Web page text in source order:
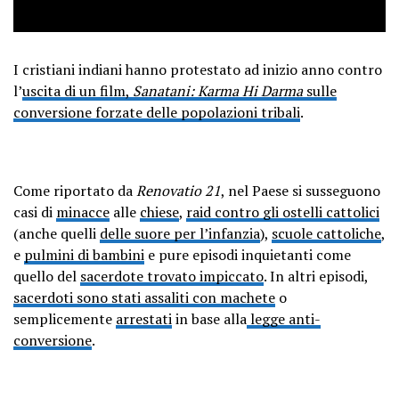
I cristiani indiani hanno protestato ad inizio anno contro
l’uscita di un film, Sanatani: Karma Hi Darmasulle
conversione forzate delle popolazioni tribali.
Come riportato daRenovatio 21, nel Paese si susseguono
casi di minacce alle chiese, raid contro gli ostelli cattolici
(anche quelli delle suore per l’infanzia), scuole cattoliche,
e pulmini di bambini e pure episodi inquietanti come
quello del sacerdote trovato impiccato. In altri episodi,
sacerdoti sono stati assaliti con machete o
semplicemente arrestatiin base allalegge anti-
conversione.